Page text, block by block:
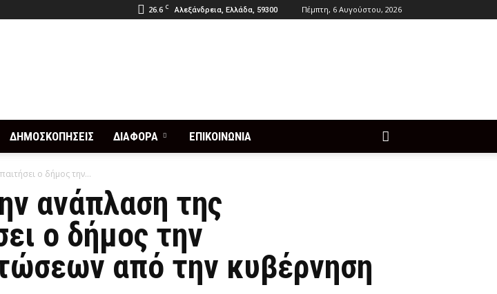
26.6 C Αλεξάνδρεια, Ελλάδα, 59300 Πέμπτη, 6 Αυγούστου, 2026
ΔΗΜΟΣΚΟΠΗΣΕΙΣ ΔΙΑΦΟΡΑ ΕΠΙΚΟΙΝΩΝΙΑ
ο δήμος την...
ανάπλαση της
ο δήμος την
από την κυβέρνηση